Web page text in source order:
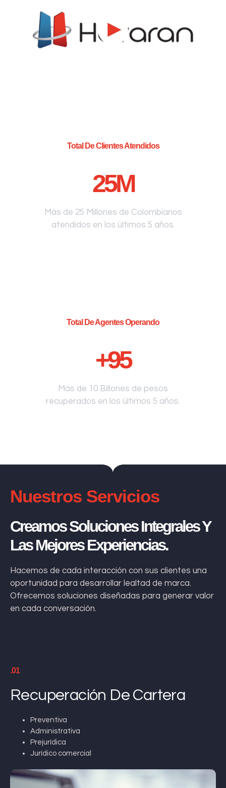
Total De Clientes Atendidos
25M
Más de 25 Millones de Colombianos
atendidos en los últimos 5 años.
Total De Agentes Operando
+95
Más de 10 Billones de pesos
recuperados en los últimos 5 años.
Nuestros Servicios
Creamos Soluciones Integrales Y
Las Mejores Experiencias.
Hacemos de cada interacción con sus clientes una
oportunidad para desarrollar lealtad de marca.
Ofrecemos soluciones diseñadas para generar valor
en cada conversación.
.01
Recuperación De Cartera
Preventiva
Administrativa
Prejurídica
Jurídico comercial